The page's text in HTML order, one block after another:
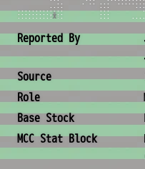
. . . . . . . . . . . .
. . . . . . . .
. . . . . . . .
.........,x.. ...
, . . . . . . . . , X ; . . . .
Water Weirds «Keeshin»
Creature
Reported By
Source
Role
Base Stock
MCC Stat Block